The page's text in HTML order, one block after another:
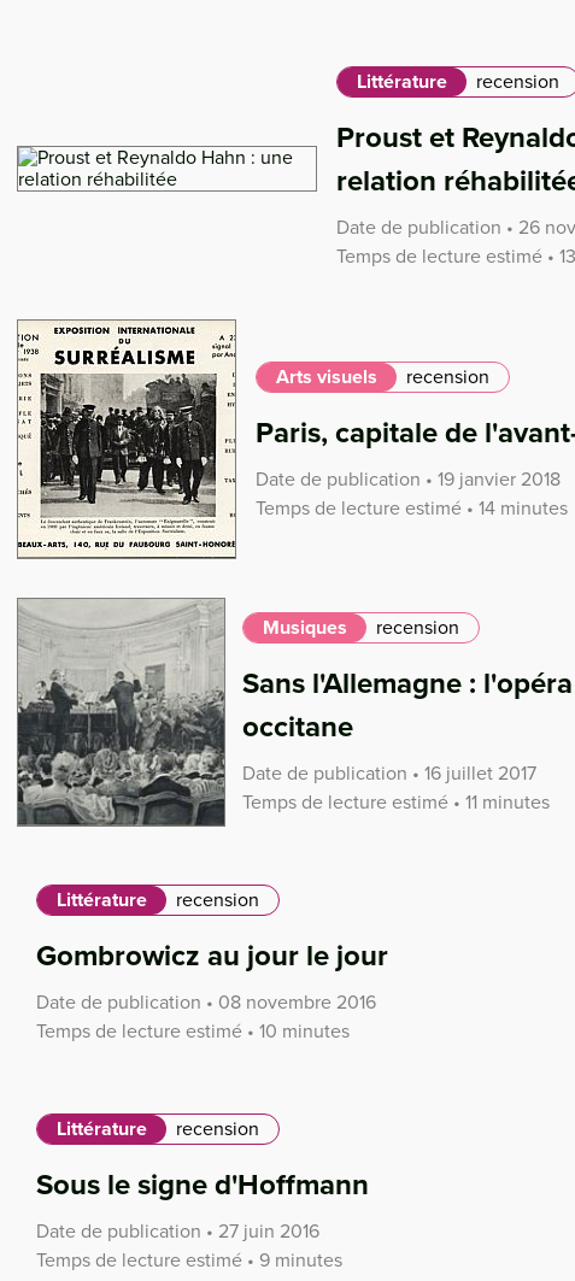
Littérature recension
Proust et
relation
Date de publication • 26
Temps de lecture estimé •
Arts visuels recension
Paris, capitale de
Date de publication • 19 janvier 2018
Temps de lecture estimé • 14 minutes
Musiques recension
Sans l'Allemagne :
occitane
Date de publication • 16 juillet 2017
Temps de lecture estimé • 11 minutes
Littérature recension
Gombrowicz au jour le jour
Date de publication • 08 novembre 2016
Temps de lecture estimé • 10 minutes
Littérature recension
Sous le signe d'Hoffmann
Date de publication • 27 juin 2016
Temps de lecture estimé • 9 minutes